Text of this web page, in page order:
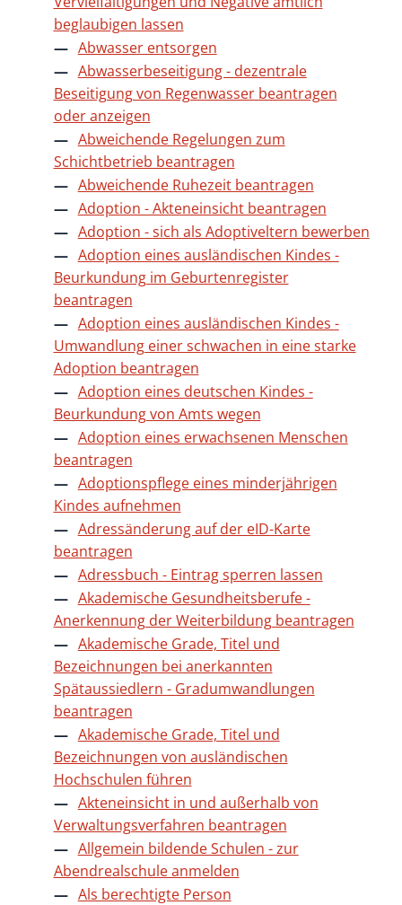
beglaubigen lassen
Abwasser entsorgen
Abwasserbeseitigung - dezentrale
Beseitigung von Regenwasser beantragen
oder anzeigen
Abweichende Regelungen zum
Schichtbetrieb beantragen
Abweichende Ruhezeit beantragen
Adoption - Akteneinsicht beantragen
Adoption - sich als Adoptiveltern bewerben
Adoption eines ausländischen Kindes -
Beurkundung im Geburtenregister
beantragen
Adoption eines ausländischen Kindes -
Umwandlung einer schwachen in eine starke
Adoption beantragen
Adoption eines deutschen Kindes -
Beurkundung von Amts wegen
Adoption eines erwachsenen Menschen
beantragen
Adoptionspflege eines minderjährigen
Kindes aufnehmen
Adressänderung auf der eID-Karte
beantragen
Adressbuch - Eintrag sperren lassen
Akademische Gesundheitsberufe -
Anerkennung der Weiterbildung beantragen
Akademische Grade, Titel und
Bezeichnungen bei anerkannten
Spätaussiedlern - Gradumwandlungen
beantragen
Akademische Grade, Titel und
Bezeichnungen von ausländischen
Hochschulen führen
Akteneinsicht in und außerhalb von
Verwaltungsverfahren beantragen
Allgemein bildende Schulen - zur
Abendrealschule anmelden
Als berechtigte Person